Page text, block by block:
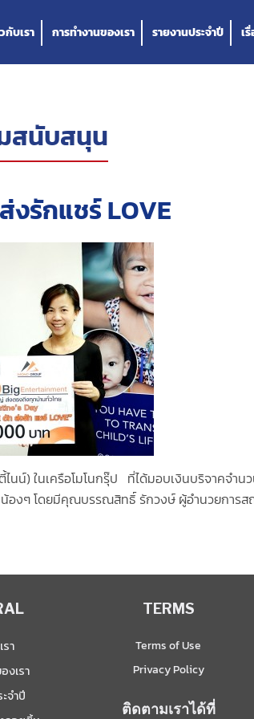
กับเรา การทำงานของเรา รายงานประจำปี เ
สนับสนุน
งรักแชร์ LOVE
น์) ในเครือโมโนกรุ๊ป ที่ได้มอบเงินบริจาคจำน
น้องๆ โดยมีคุณบรรณสิทธิ์ รักวงษ์ ผู้อำนวยการ
รา
งเรา
จำปี
TERMS
Terms of Use
Privacy Policy
ติดตามเราได้ที่